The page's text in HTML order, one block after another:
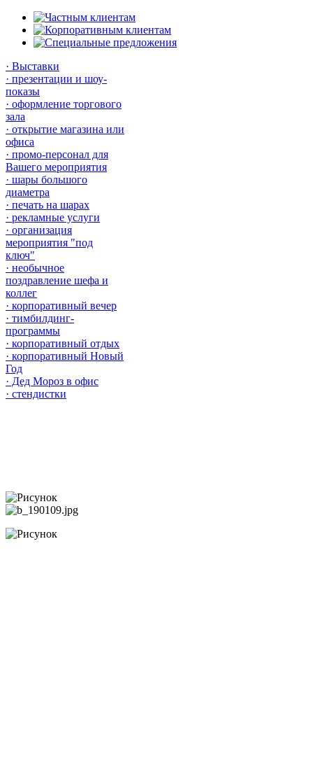
· Выставки
· презентации и шоу-
показы
· оформление торгового
зала
· открытие магазина или
офиса
· промо-персонал для
Вашего мероприятия
· шары большого
диаметра
· печать на шарах
· рекламные услуги
· организация
мероприятия "под
ключ"
· необычное
поздравление шефа и
коллег
· корпоративный вечер
· тимбилдинг-
программы
· корпоративный отдых
· корпоративный Новый
Год
· Дед Мороз в офис
· стендистки